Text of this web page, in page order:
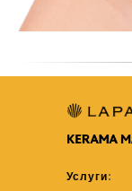
Услуги: